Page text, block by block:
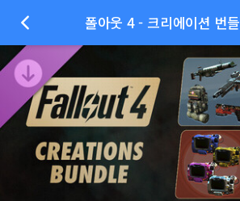
폴아웃 4 - 크리에이션 번들